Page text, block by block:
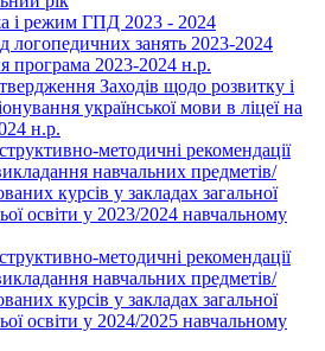
і режим ГПД 2023 - 2024
логопедичних занять 2023-2024
програма 2023-2024 н.р.
Заходів щодо розвитку і
української мови в ліцеї на
н.р.
методичні рекомендації
навчальних предметів/
курсів у закладах загальної
освіти у 2023/2024 навчальному
методичні рекомендації
навчальних предметів/
курсів у закладах загальної
освіти у 2024/2025 навчальному